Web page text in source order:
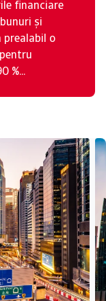
financiare
și
prealabil o
%...